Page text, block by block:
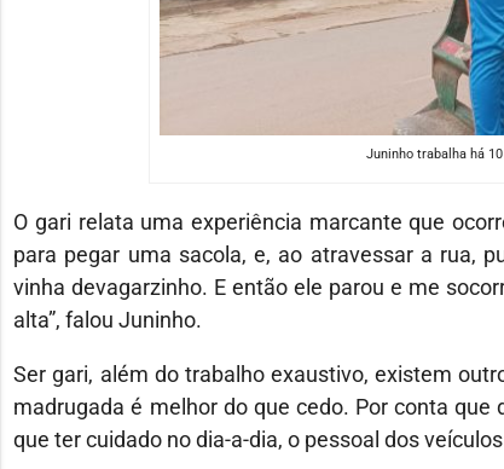
Juninho trabalha há
O gari relata uma experiência marcante que
para pegar uma sacola, e, ao atravessar a rua,
vinha devagarzinho. E então ele parou e me
alta”, falou Juninho.
Ser gari, além do trabalho exaustivo, existem
madrugada é melhor do que cedo. Por conta
que ter cuidado no dia-a-dia, o pessoal dos